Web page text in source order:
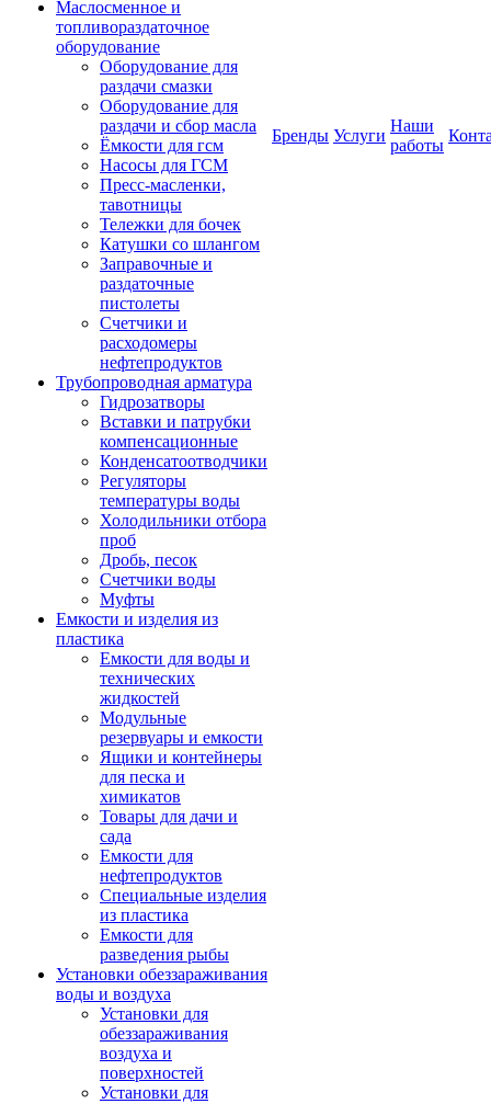
Маслосменное и
топливораздаточное
оборудование
Оборудование для
раздачи смазки
Оборудование для
раздачи и сбор масла
Ёмкости для гсм
Насосы для ГСМ
Пресс-масленки,
тавотницы
Тележки для бочек
Катушки со шлангом
Заправочные и
раздаточные
пистолеты
Счетчики и
расходомеры
нефтепродуктов
Трубопроводная арматура
Гидрозатворы
Вставки и патрубки
компенсационные
Конденсатоотводчики
Регуляторы
температуры воды
Холодильники отбора
проб
Дробь, песок
Счетчики воды
Муфты
Емкости и изделия из
пластика
Емкости для воды и
технических
жидкостей
Модульные
резервуары и емкости
Ящики и контейнеры
для песка и
химикатов
Товары для дачи и
сада
Емкости для
нефтепродуктов
Специальные изделия
из пластика
Емкости для
разведения рыбы
Установки обеззараживания
воды и воздуха
Установки для
обеззараживания
воздуха и
поверхностей
Установки для
Бренды Услуги
Наши
работы